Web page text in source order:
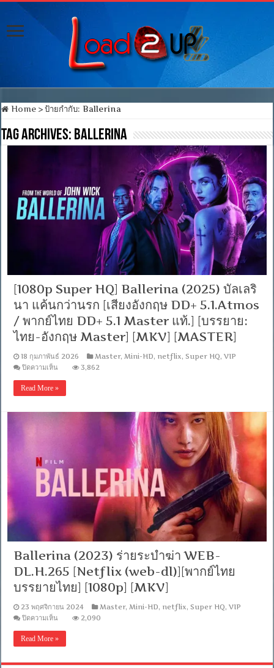
Home > ป้ายกำกับ:Ballerina
Tag Archives: Ballerina
[1080p Super HQ] Ballerina (2025) บัลเลริ
นา แค้นกว่านรก [เสียงอังกฤษ DD+ 5.1.Atmos
/ พากย์ไทย DD+ 5.1 Master แท้.] [บรรยาย:
ไทย-อังกฤษ Master] [MKV] [MASTER]
18 กุมภาพันธ์ 2026 Master, Mini-HD, netflix,Super HQ,VIP
ปิดความเห็น
HQ]
(2025)
กว่า
นรก
[เสียง
อังกฤษ
/
DD+
Master
แท้.]
[บรรยาย:
ไทย-
อังกฤษ
Master]
[MKV]
[MASTER]
3,862
Read More »
Ballerina (2023) ร่ายระบำฆ่า WEB-
DL.H.265 [Netflix (web-dl)][พากย์ไทย
บรรยายไทย] [1080p] [MKV]
23 พฤศจิกายน 2024 Master, Mini-HD, netflix,Super HQ,VIP
ปิดความเห็น
ร่าย
2,090
Read More »